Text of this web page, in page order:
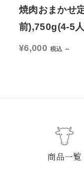
焼肉おまかせ
前),750g(4-5
¥6,000 税込 ～
商品一覧